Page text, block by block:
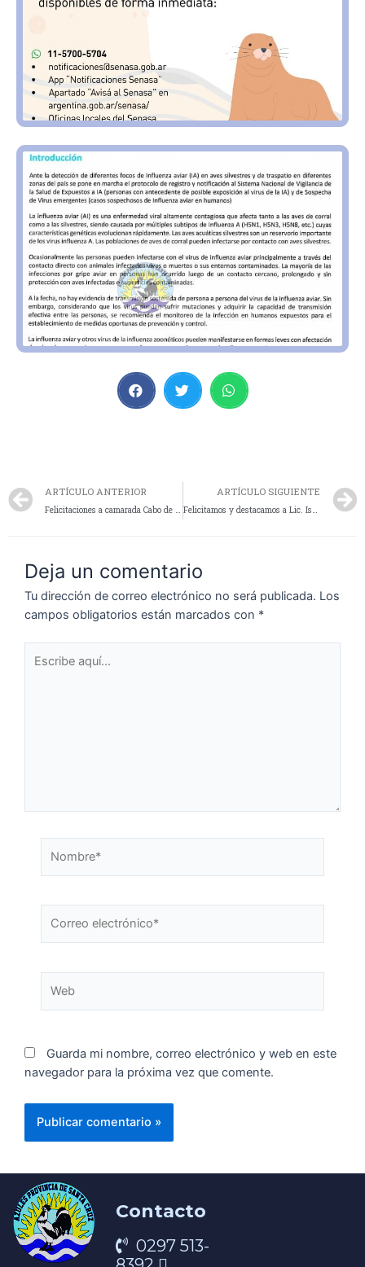
ARTÍCULO ANTERIOR ARTÍCULO SIGUIENTE
Deja un comentario
Tu dirección de correo electrónico no será publicada. Los
campos obligatorios están marcados con *
Guarda mi nombre, correo electrónico y web en este
navegador para la próxima vez que comente.
Contacto
0297 513-